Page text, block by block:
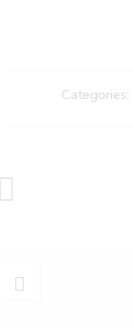
Categories: